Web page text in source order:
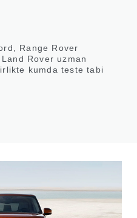
Range Rover
Rover uzman
kumda teste tabi